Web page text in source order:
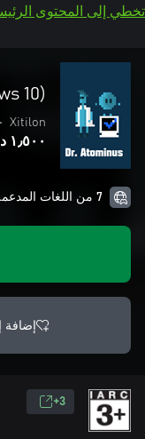
تخطي إلى المحتوى
10)
Xitilon
•
١٫٥٠٠ د.ك.‏
7 من اللغات المدعمة
إضافة
3+